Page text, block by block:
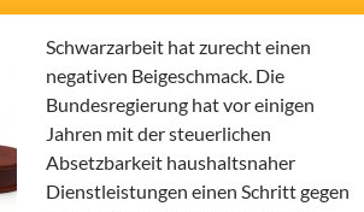
Schwarzarbeit hat zurecht einen
negativen Beigeschmack. Die
Bundesregierung hat vor einigen
Jahren mit der steuerlichen
Absetzbarkeit haushaltsnaher
Dienstleistungen einen Schritt gegen